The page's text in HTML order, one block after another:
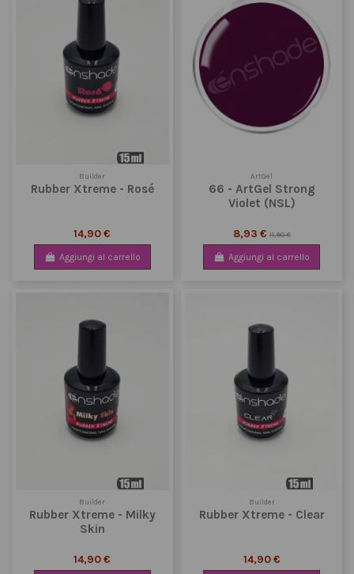
Builder
Rubber Xtreme - Rosé
14,90 €
Aggiungi al carrello
ArtGel
66 - ArtGel Strong
Violet (NSL)
8,93 €11,90 €
Aggiungi al carrello
Builder
Rubber Xtreme - Milky
Skin
14,90 €
Builder
Rubber Xtreme - Clear
14,90 €